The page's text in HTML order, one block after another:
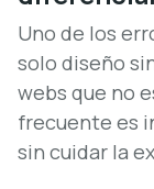
Uno de los
solo diseño
webs que no
frecuente es
sin cuidar la